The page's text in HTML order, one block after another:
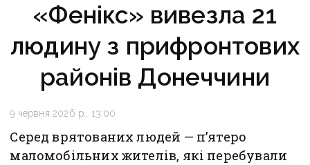
«Фенікс» вивезла 21
людину з прифронтових
районів Донеччини
9 червня 2026 р., 13:00
Серед врятованих людей — п’ятеро
маломобільних жителів, які перебували